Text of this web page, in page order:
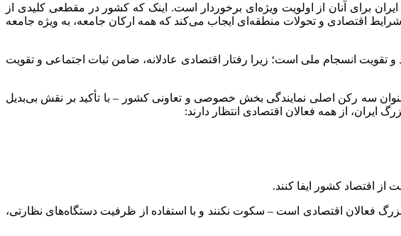
برای آنان از اولویت ویژه‌ای برخوردار است. اینک که کشور در مقطعی کلیدی از
اقتصادی و تحولات منطقه‌ای ایجاب می‌کند که همه ارکان جامعه، به ویژه جامعه
تقویت انسجام ملی است؛ زیرا رفتار اقتصادی عادلانه، ضامن ثبات اجتماعی و تقویت
عنوان سه رکن اصلی نمایندگی بخش خصوصی و تعاونی کشور – با تأکید بر نقش بی‌بدیل
ایران، از همه فعالان اقتصادی انتظار دارند:
از اقتصاد کشور ایفا کنند.
فعالان اقتصادی است – سکوت نکنند و با استفاده از ظرفیت دستگاه‌های نظارتی،